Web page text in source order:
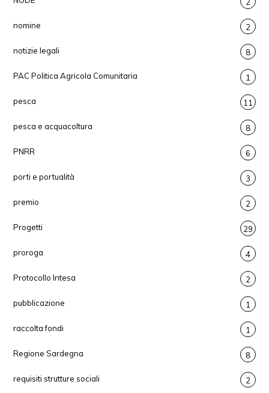
nomine 2
notizie legali 8
PAC Politica Agricola Comunitaria 1
pesca 11
pesca e acquacoltura 8
PNRR 6
porti e portualità 3
premio 2
Progetti 29
proroga 4
Protocollo Intesa 2
pubblicazione 1
raccolta fondi 1
Regione Sardegna 8
requisiti strutture sociali 2